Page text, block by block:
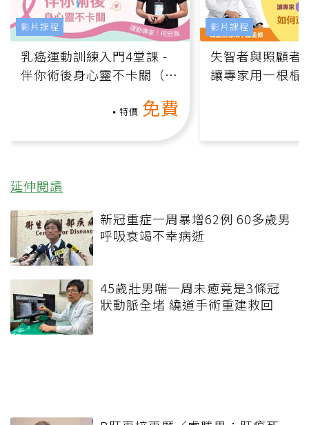
乳癌運動訓練入門4堂課 -
伴你術後身心靈不卡關（線
特價 免費
影片課程
失智者與照顧者
讓專家用一根棍
影片課程
延伸閱讀
新冠重症一周暴增62例 60多歲男
呼吸衰竭不幸病逝
45歲壯男喘一周未癒竟是3條冠
狀動脈全堵 繞道手術重建救回